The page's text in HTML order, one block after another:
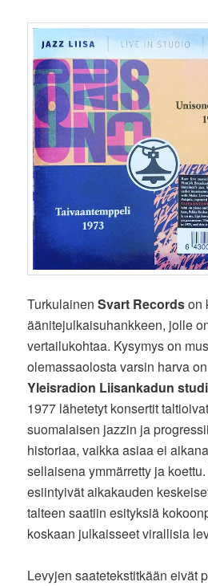
TurkulainenSvart Recordson
äänitejulkaisuhankkeen, jolle
vertailukohtaa. Kysymys on
olemassaolosta varsin harva
Yleisradion Liisankadun
1977 lähetetyt konsertit
suomalaisen jazzin ja
historiaa, vaikka asiaa ei
sellaisena ymmärretty ja
esiintyivät aikakauden
talteen saatiin esityksiä
koskaan julkaisseet virallisia
Levyjen saatetekstitkään eivät